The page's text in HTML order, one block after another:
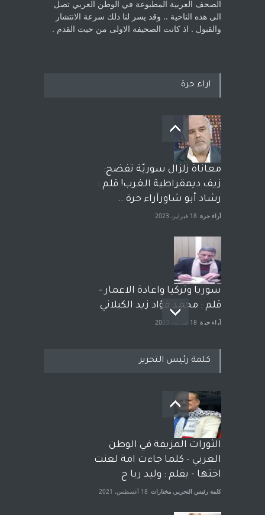
الصحف العربية المطبوعة في الوطن ‏العربي تصل
الى هذه الناحية .. وقد يسر لنا ذلك سرعة الانتشار
والقبول . اذ كانت ‏الصحيفة الاولى من حيث القدم . ‏
اراء حرة
معاناة زلزال سوريّة تفضح:
زيف ديمقراطية الغرب! قلم :
رشاد أبو شاورآراء حرة ..
آراء حرة 18 فبراير، 2023
سوريا وتركيا واعادة الاعمار -
قلم : محمد فؤاد زيد الكيلاني
آراء حرة 18 فبراير، 2023
بعد معارك قضائية طاحنة كتب
وترافع فيها بنفسه مرة اخرى..
الشيخ طارق يوسف يقهر
الحكومة الأمريكية ، فأعطوه
الجنسية عن يد وهم صاغرون،
آراء حرة مختارات 7 أبريل، 2023
كلمة رئيس التحرير
الثورات المزيفة في الوطن
العربي - كلما جاءت امة لعنت
اختها - بقلم : وليد ربا ح
كلمة رئيس التحرير , مختارات 18 أغسطس، 2021